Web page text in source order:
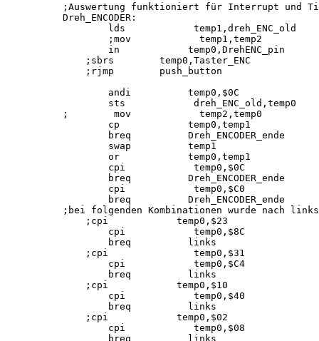
;Auswertung funktioniert für Interrupt und
Dreh_ENCODER:
        lds            temp1,dreh_ENC_old
;mov            temp1,temp2
in            temp0,DrehENC_pin
;sbrs        temp0,Taster_ENC
;rjmp        push_button
andi          temp0,$0C
        sts            dreh_ENC_old,temp0
;        mov            temp2,temp0
cp            temp0,temp1
breq          Dreh_ENCODER_ende
swap          temp1
or            temp0,temp1
cpi            temp0,$0C
        breq          Dreh_ENCODER_ende
cpi            temp0,$C0
        breq          Dreh_ENCODER_ende
;bei folgenden Kombinationen wurde nach
;cpi            temp0,$23
cpi            temp0,$8C
        breq          links
;cpi               temp0,$31
cpi            temp0,$C4
        breq          links
;cpi            temp0,$10
cpi            temp0,$40
        breq          links
;cpi            temp0,$02
cpi            temp0,$08
        breq          links